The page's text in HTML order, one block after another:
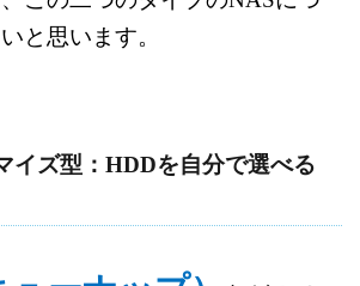
と思います。
イズ型：HDDを自分で選べる